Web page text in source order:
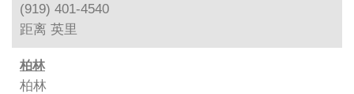
(919) 401-4540
距离 英里
柏林
柏林